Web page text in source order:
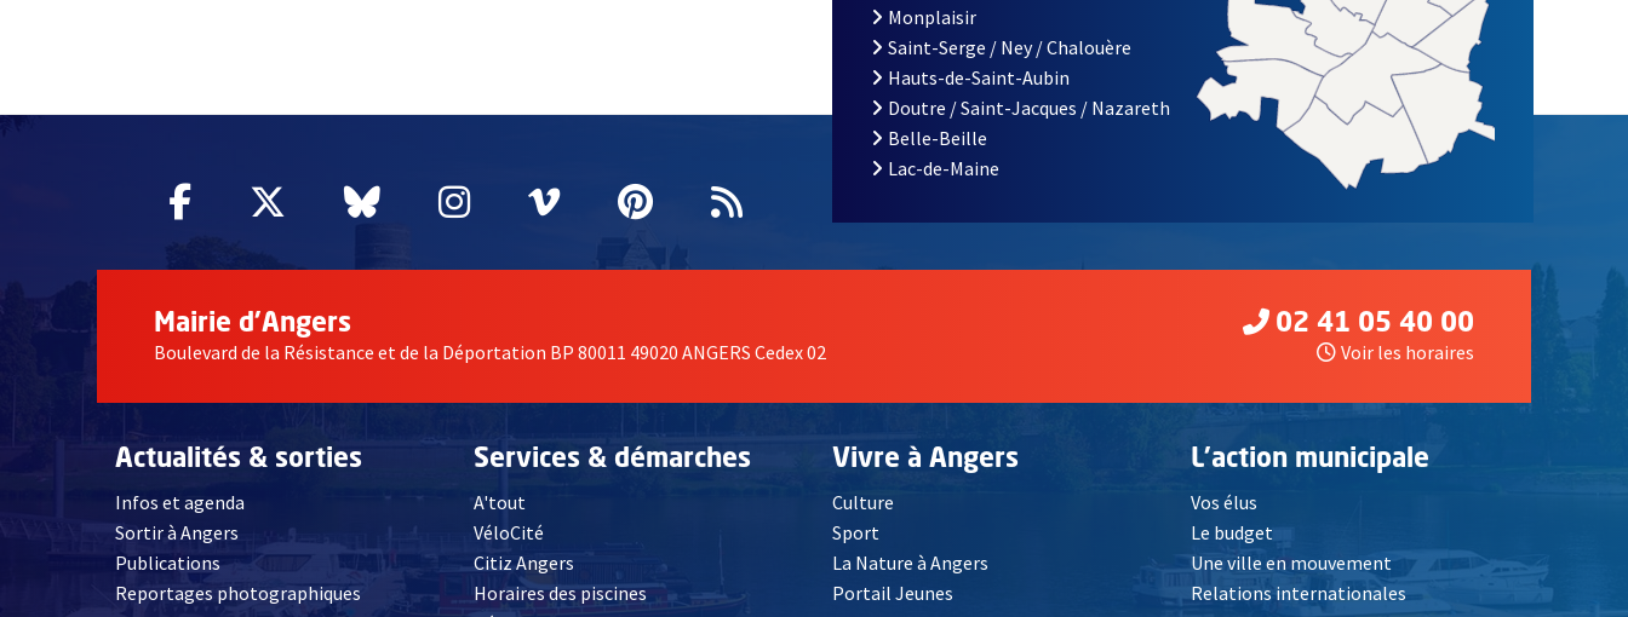
Facebook
, Ouvre une nouvelle fenêtre
Twitter
, Ouvre une nouvelle fenêtre
Bluesky
, Ouvre une nouvelle fenêtre
Instagram
, Ouvre une nouvelle fenêtre
Vimeo
, Ouvre une nouvelle fenêtre
Pinterest
, Ouvre une nouvelle fenêtre
Flux RSS
Monplaisir
Saint-Serge / Ney / Chalouère
Hauts-de-Saint-Aubin
Doutre / Saint-Jacques / Nazareth
Belle-Beille
Lac-de-Maine
Mairie d'Angers
Boulevard de la Résistance et de la Déportation BP 80011 49020 ANGERS Cedex 02
02 41 05 40 00
Voir les horaires
Actualités & sorties
Infos et agenda
Sortir à Angers
Publications
Reportages photographiques
Services & démarches
A'tout
VéloCité
Citiz Angers , Ouvre une nouvelle fenêtre
Horaires des piscines
Vivre à Angers
Culture
Sport
La Nature à Angers
Portail Jeunes
L'action municipale
Vos élus
Le budget
Une ville en mouvement
Relations internationales